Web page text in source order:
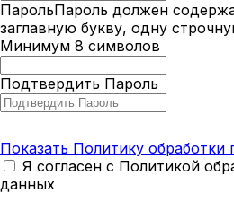
ПарольПароль должен
заглавную букву, одну
Минимум 8 символов
Подтвердить Пароль
Показать Политику
Я согласен с Политикой
данных